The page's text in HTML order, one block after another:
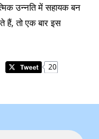
उन्नति में सहायक बन
हैं, तो एक बार इस
20